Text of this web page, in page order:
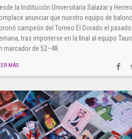
la Institución Universitaria Salazar y
anunciar que nuestro equipo de
campeón del Torneo El Dorado el pasado
tras imponerse en la final al equipo
marcador de 52–48.
MÁS